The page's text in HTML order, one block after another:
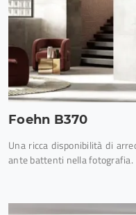
Foehn B370
Una ricca disponibilità di
ante battenti nella fotografia.